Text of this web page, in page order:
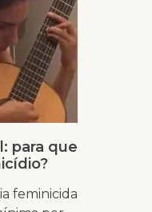
para que
feminicida